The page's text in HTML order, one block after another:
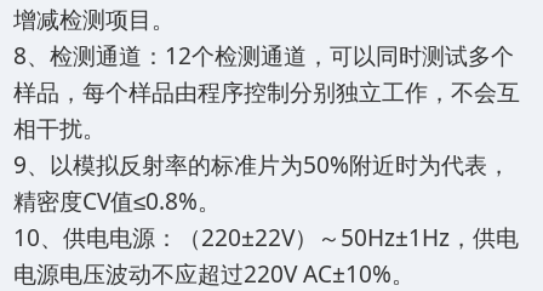
增减检测项目。
8、检测通道：12个检测通道，可以同时测试多个
样品，每个样品由程序控制分别独立工作，不会互
相干扰。
9、以模拟反射率的标准片为50%附近时为代表，
精密度CV值≤0.8%。
10、供电电源：（220±22V）～50Hz±1Hz，供电
电源电压波动不应超过220V AC±10%。